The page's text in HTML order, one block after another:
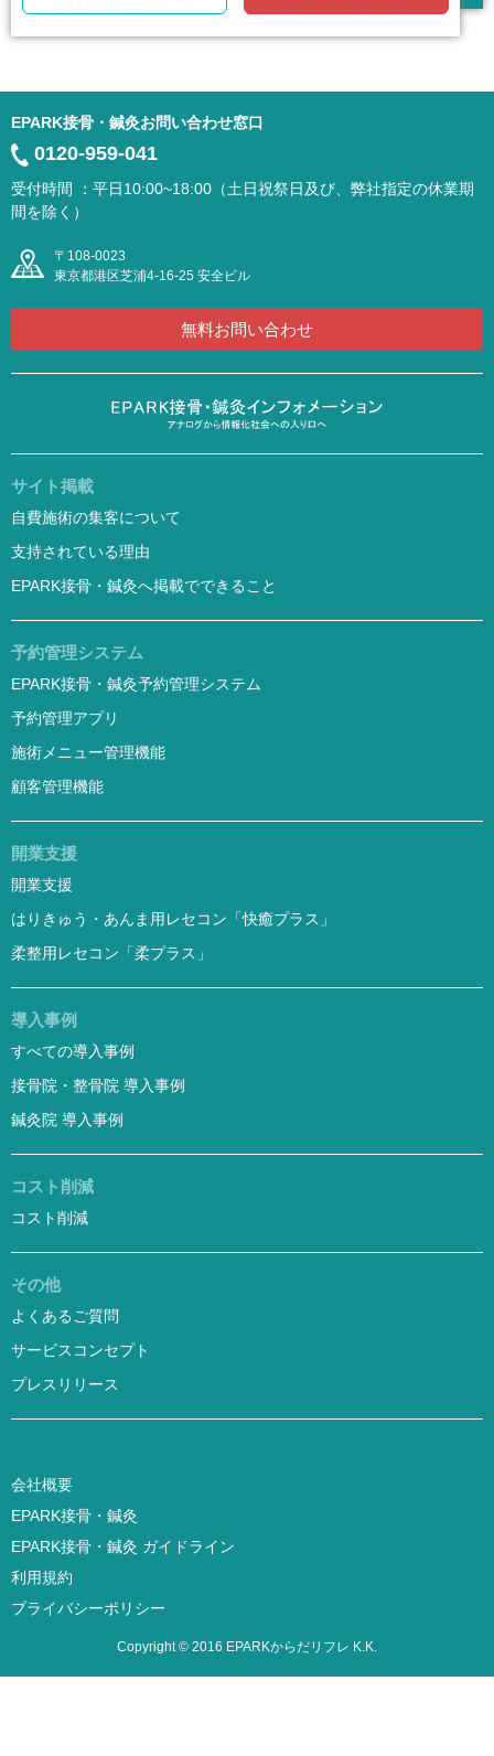
EPARK接骨・鍼灸お問い合わせ窓口
0120-959-041
受付時間 ：平日10:00~18:00（土日祝祭日及び、弊社指定の休業期
間を除く）
〒108-0023
東京都港区芝浦4-16-25 安全ビル
無料お問い合わせ
サイト掲載
自費施術の集客について
支持されている理由
EPARK接骨・鍼灸へ掲載でできること
予約管理システム
EPARK接骨・鍼灸予約管理システム
予約管理アプリ
施術メニュー管理機能
顧客管理機能
開業支援
開業支援
はりきゅう・あんま用レセコン「快癒プラス」
柔整用レセコン「柔プラス」
導入事例
すべての導入事例
接骨院・整骨院 導入事例
鍼灸院 導入事例
コスト削減
コスト削減
その他
よくあるご質問
サービスコンセプト
プレスリリース
会社概要
EPARK接骨・鍼灸
EPARK接骨・鍼灸 ガイドライン
利用規約
プライバシーポリシー
Copyright © 2016 EPARKからだリフレ K.K.